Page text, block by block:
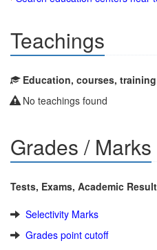
Teachings
Education, courses, training
No teachings found
Grades / Marks
Tests, Exams, Academic
Selectivity Marks
Grades point cutoff